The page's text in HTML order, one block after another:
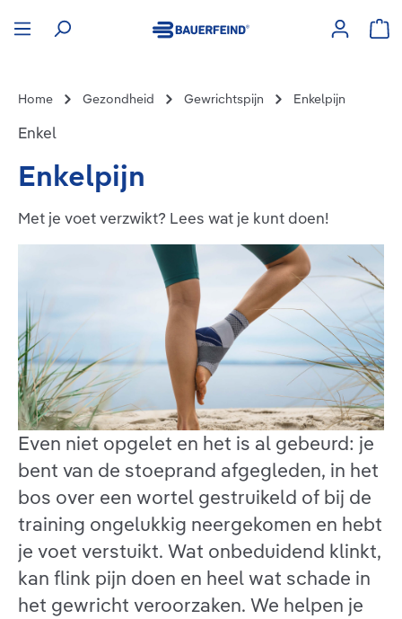
Home Gezondheid Gewrichtspijn Enkelpijn
Enkel
Enkelpijn
Met je voet verzwikt? Lees wat je kunt doen!
Even niet opgelet en het is al gebeurd: je
bent van de stoeprand afgegleden, in het
bos over een wortel gestruikeld of bij de
training ongelukkig neergekomen en hebt
je voet verstuikt. Wat onbeduidend klinkt,
kan flink pijn doen en heel wat schade in
het gewricht veroorzaken. We helpen je